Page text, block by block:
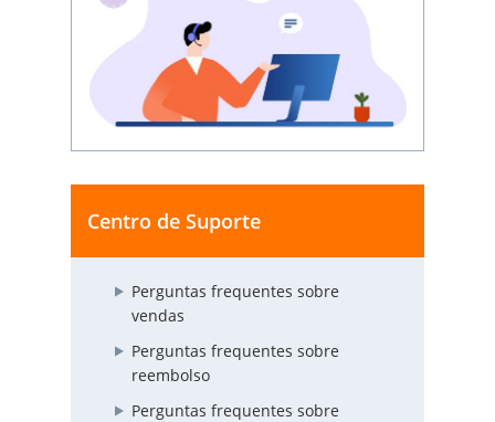
Centro de Suporte
Perguntas frequentes sobre
vendas
Perguntas frequentes sobre
reembolso
Perguntas frequentes sobre